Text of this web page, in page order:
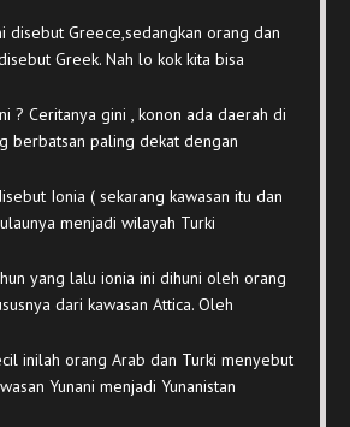
disebut Greece,sedangkan orang dan
Greek. Nah lo kok kita bisa
? Ceritanya gini , konon ada daerah di
berbatsan paling dekat dengan
Ionia ( sekarang kawasan itu dan
menjadi wilayah Turki
yang lalu ionia ini dihuni oleh orang
dari kawasan Attica. Oleh
inilah orang Arab dan Turki menyebut
Yunani menjadi Yunanistan